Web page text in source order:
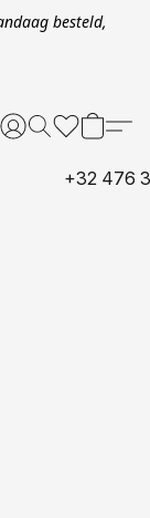
besteld,
+32 476